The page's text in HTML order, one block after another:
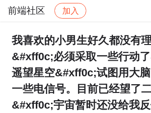
前端社区 加入
社区 前端社区 感慨 帖子详
我喜欢的小男生好久都没有
&#xff0c;必须采取一些行动
遥望星空&#xff0c;试图用大
一些电信号。目前已经望了
&#xff0c;宇宙暂时还没给我反